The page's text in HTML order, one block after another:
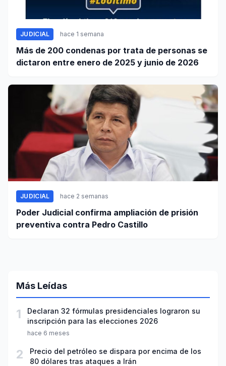
JUDICIAL hace 1 semana
Más de 200 condenas por trata de personas se
dictaron entre enero de 2025 y junio de 2026
JUDICIAL hace 2 semanas
Poder Judicial confirma ampliación de prisión
preventiva contra Pedro Castillo
Más Leídas
1
Declaran 32 fórmulas presidenciales lograron su
inscripción para las elecciones 2026
hace 6 meses
2
Precio del petróleo se dispara por encima de los
80 dólares tras ataques a Irán